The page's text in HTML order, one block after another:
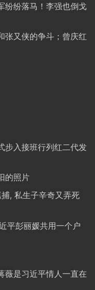
纷纷落马！李强也倒戈
张又侠的争斗；曾庆红
步入接班行列红二代发
的照片
, 私生子辛奇又弄死
平彭丽媛共用一个户
薇是习近平情人一直在